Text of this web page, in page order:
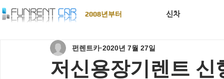
2008년부터 신차
저신용장기렌트
펀렌트카 2020년 7월 27일